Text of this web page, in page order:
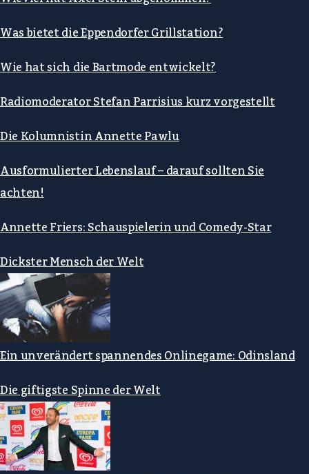
Was bietet die Eppendorfer Grillstation?
Wie hat sich die Bartmode entwickelt?
Radiomoderator Stefan Parrisius kurz vorgestellt
Die Kolumnistin Annette Pawlu
Ausformulierter Lebenslauf – darauf sollten Sie
achten!
Annette Friers: Schauspielerin und Comedy-Star
Dickster Mensch der Welt
Ein unverändert spannendes Onlinegame: Odinsland
Die giftigste Spinne der Welt